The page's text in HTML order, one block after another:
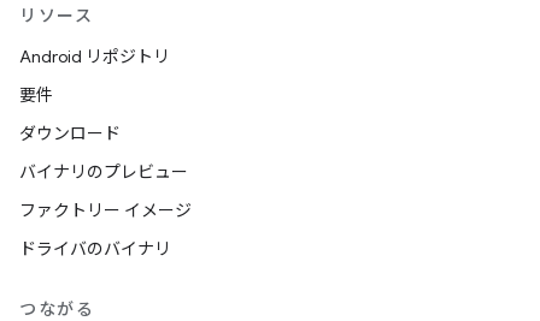
リソース
Android リポジトリ
要件
ダウンロード
バイナリのプレビュー
ファクトリー イメージ
ドライバのバイナリ
つながる